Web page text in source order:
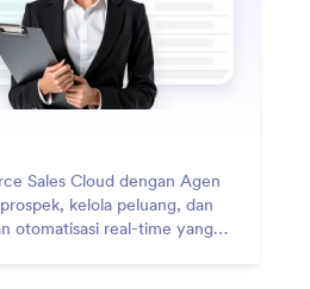
Sales Cloud dengan Agen
kelola peluang, dan
otomatisasi real-time yang